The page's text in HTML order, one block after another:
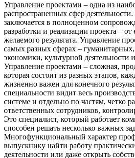
Управление проектами – одна из
распространенных сфер
заключается в полноценном
разработки и реализации проекта –
желаемого результата. Управление
самых разных сферах – гуманитарных,
экономики, культурной деятельности
Управление проектами – сложная,
которая состоит из разных этапов,
жизненно важен для конечного
специальности видит весь
системе и отдельно по частям, четко
ответственных сотрудников,
Это специалист, который работает
способен решать несколько важных
Многофункциональный характер
выпускнику найти работу
деятельности или даже открыть